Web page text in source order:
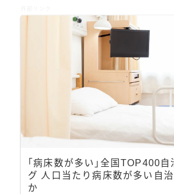
｢病床数が多い｣全国TOP400自
グ 人口当たり病床数が多い自
か